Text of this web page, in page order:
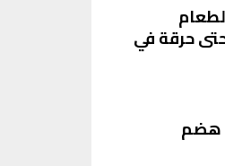
حرقة في
هضم